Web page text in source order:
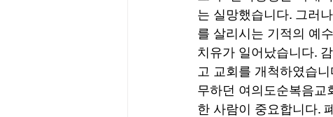
는 실망했습니다. 그러
를 살리시는 기적의 예
치유가 일어났습니다.
고 교회를 개척하였습
무하던 여의도순복음교
한 사람이 중요합니다.